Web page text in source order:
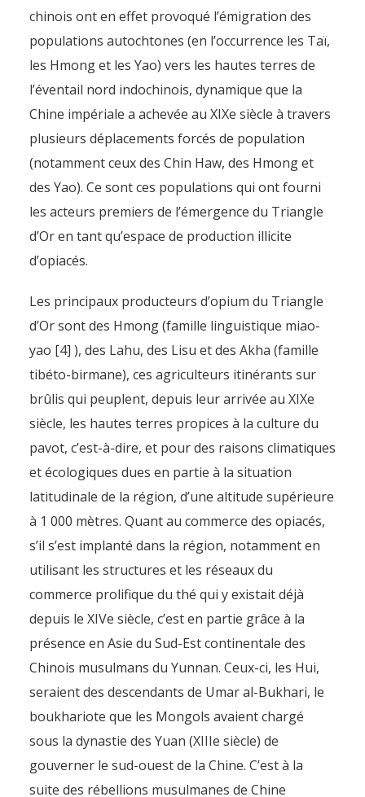
Le Triangle d’Or : les
chinois ont en effet provoqué l’émigration des
populations autochtones (en l’occurrence les Taï,
les Hmong et les Yao) vers les hautes terres de
l’éventail nord indochinois, dynamique que la
Chine impériale a achevée au XIXe siècle à travers
plusieurs déplacements forcés de population
(notamment ceux des Chin Haw, des Hmong et
des Yao). Ce sont ces populations qui ont fourni
les acteurs premiers de l’émergence du Triangle
d’Or en tant qu’espace de production illicite
d’opiacés.
Les principaux producteurs d’opium du Triangle
d’Or sont des Hmong (famille linguistique miao-
yao [4] ), des Lahu, des Lisu et des Akha (famille
tibéto-birmane), ces agriculteurs itinérants sur
brûlis qui peuplent, depuis leur arrivée au XIXe
siècle, les hautes terres propices à la culture du
pavot, c’est-à-dire, et pour des raisons climatiques
et écologiques dues en partie à la situation
latitudinale de la région, d’une altitude supérieure
à 1 000 mètres. Quant au commerce des opiacés,
s’il s’est implanté dans la région, notamment en
utilisant les structures et les réseaux du
commerce prolifique du thé qui y existait déjà
depuis le XIVe siècle, c’est en partie grâce à la
présence en Asie du Sud-Est continentale des
Chinois musulmans du Yunnan. Ceux-ci, les Hui,
seraient des descendants de Umar al-Bukhari, le
boukhariote que les Mongols avaient chargé
sous la dynastie des Yuan (XIIIe siècle) de
gouverner le sud-ouest de la Chine. C’est à la
suite des rébellions musulmanes de Chine